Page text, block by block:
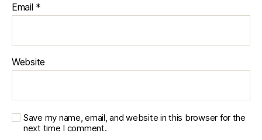
Email *
Website
Save my name, email, and website in this browser for the
next time I comment.